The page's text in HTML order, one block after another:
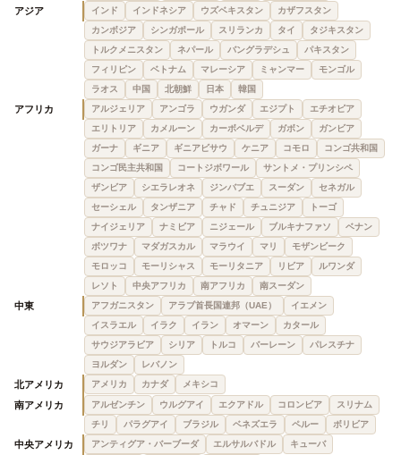
アジア インド インドネシア ウズベキスタン
カザフスタン
カンボジア
シンガポール スリランカ タイ
タジキスタン
トルクメニスタン
ネパール バングラデシュ
パキスタン
フィリピン
ベトナム マレーシア ミャンマー
モンゴル
ラオス
中国 北朝鮮 日本 韓国
アフリカ アルジェリア アンゴラ ウガンダ エジプト
エチオピア
エリトリア
カメルーン カーボベルデ ガボン
ガンビア
ガーナ
ギニア ギニアビサウ ケニア コモロ
コンゴ共和国
コンゴ民主共和国
コートジボワール
サントメ・プリンシペ
ザンビア
シエラレオネ ジンバブエ スーダン
セネガル
セーシェル
タンザニア チャド チュニジア
トーゴ
ナイジェリア
ナミビア ニジェール ブルキナファソ
ベナン
ボツワナ
マダガスカル マラウイ マリ
モザンビーク
モロッコ
モーリシャス モーリタニア リビア
ルワンダ
レソト
中央アフリカ 南アフリカ 南スーダン
中東 アフガニスタン アラブ首長国連邦（UAE）
イエメン
イスラエル
イラク イラン オマーン
カタール
サウジアラビア
シリア トルコ バーレーン
パレスチナ
ヨルダン
レバノン
北アメリカ アメリカ カナダ メキシコ
南アメリカ アルゼンチン ウルグアイ エクアドル コロンビア
スリナム
チリ
パラグアイ ブラジル ベネズエラ ペルー ボリビア
中央アメリカ アンティグア・バーブーダ エルサルバドル キューバ